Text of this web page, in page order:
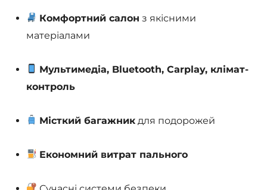
Комфортний салон з якісними
матеріалами
Мультимедіа, Bluetooth, Carplay, клімат-
контроль
Місткий багажник для подорожей
Економний витрат пального